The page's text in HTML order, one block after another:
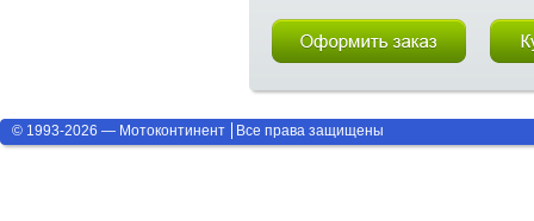
© 1993-2026 — Мотоконтинент Все права защищены